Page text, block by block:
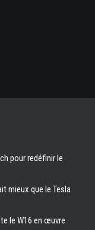
pour redéfinir le
mieux que le Tesla
le W16 en œuvre